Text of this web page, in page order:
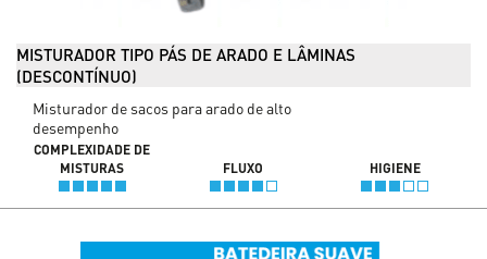
MISTURADOR TIPO PÁS DE ARADO E LÂMINAS
(DESCONTÍNUO)
Misturador de sacos para arado de alto
desempenho
COMPLEXIDADE DE
MISTURAS
FLUXO HIGIENE